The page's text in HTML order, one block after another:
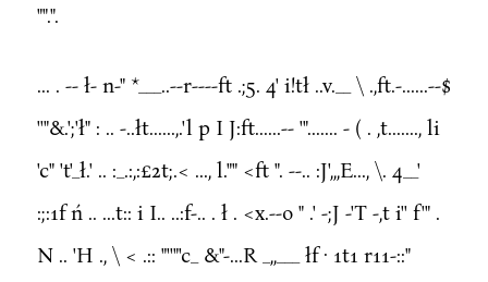
"".".
... . -- ł- n-" *___..--r----ft .;5. 4' i!tł ..v.__ \ .,ft.-......--$
''"&.';'ł" : .. -..łt......,.'l p I J:ft......-- '"....... - ( . ,t......., li
'c" 't'_ł.' .. :_.:,:£2t;.< ..., l."" <ft ". --.. :J',,,E..., \. 4__'
:;:1f ń .. ...t:: i I.. ..:f-.. . ł . <x.--o " .' -;J -'T -,t i'' f'" .
N .. 'H ., \ < .:: "''"'c_ &"-...R _,,___ łf · 1t1 r11-::"